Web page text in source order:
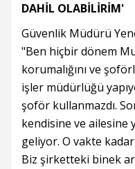
DAHİL OLABİLİRİM'
Güvenlik Müdürü
"Ben hiçbir dönem
korumalığını ve
işler müdürlüğü
şoför kullanmazdı.
kendisine ve
geliyor. O vakte
Biz şirketteki binek